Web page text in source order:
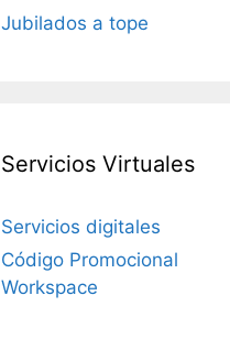
Jubilados a tope
Servicios Virtuales
Servicios digitales
Código Promocional
Workspace